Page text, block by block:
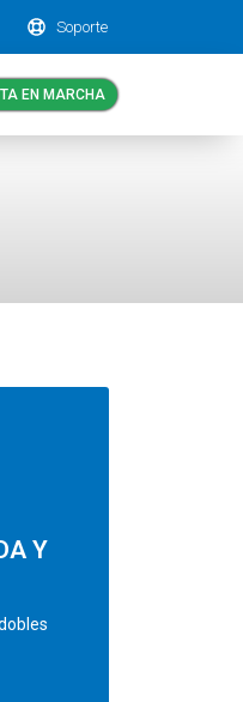
Soporte
EN MARCHA
Y